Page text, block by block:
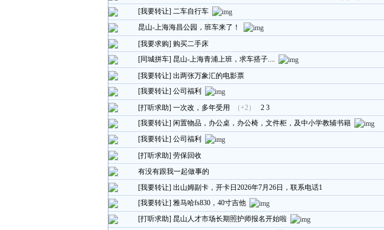
[我要转让] 二车自行车
昆山-上海海昌公园，班车来了！
[我要求购] 购买二手床
[同城拼车] 昆山-上海青浦上班，求车搭子....
[我要转让] 出两张万象汇的电影票
[我要转让] 公司福利
[打听求助] 一次改，多年受用 （+2） 2 3
[我要转让] 闲置物品，办公桌，办公椅，文件柜，及中小学教辅书籍
[我要转让] 公司福利
[打听求助] 劳保回收
有没有跟我一起做事的
[我要转让] 出山姆副卡，开卡日2026年7月26日，联系电话1
[我要转让] 雅马哈fs830，40寸吉他
[打听求助] 昆山人才市场长期照护师报名开始啦